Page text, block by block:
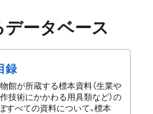
ータベース
録
館が所蔵する標本資料（生業や
作技術にかかわる用具類など）の
すべての資料について、標本